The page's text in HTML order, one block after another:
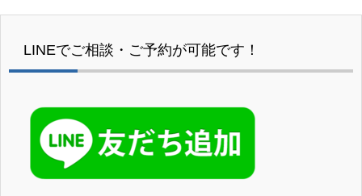
LINEでご相談・ご予約が可能です！